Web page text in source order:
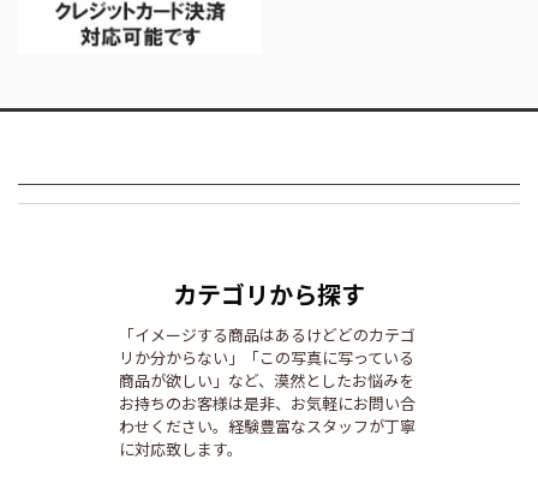
カテゴリから探す
「イメージする商品はあるけどどのカテゴ
リか分からない」「この写真に写っている
商品が欲しい」など、漠然としたお悩みを
お持ちのお客様は是非、お気軽にお問い合
わせください。経験豊富なスタッフが丁寧
に対応致します。